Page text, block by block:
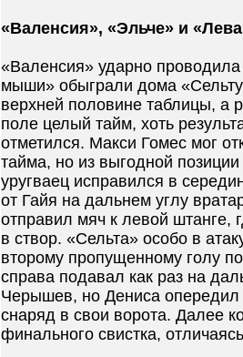
«Валенсия», «Эльче» и
«Валенсия» ударно
мыши» обыграли дома
верхней половине таблицы, а
поле целый тайм, хоть
отметился. Макси Гомес мог
тайма, но из выгодной
уругваец исправился в
от Гайя на дальнем углу
отправил мяч к левой штанге,
в створ. «Сельта» особо в
второму пропущенному голу
справа подавал как раз на
Черышев, но Дениса опередил
снаряд в свои ворота. Далее
финального свистка,